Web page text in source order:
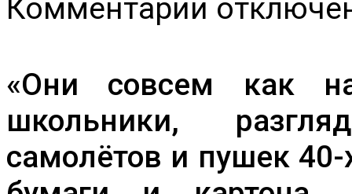
Комментарии
записи
БЫЛА
«Они совсем как
школьники,
самолётов и пушек